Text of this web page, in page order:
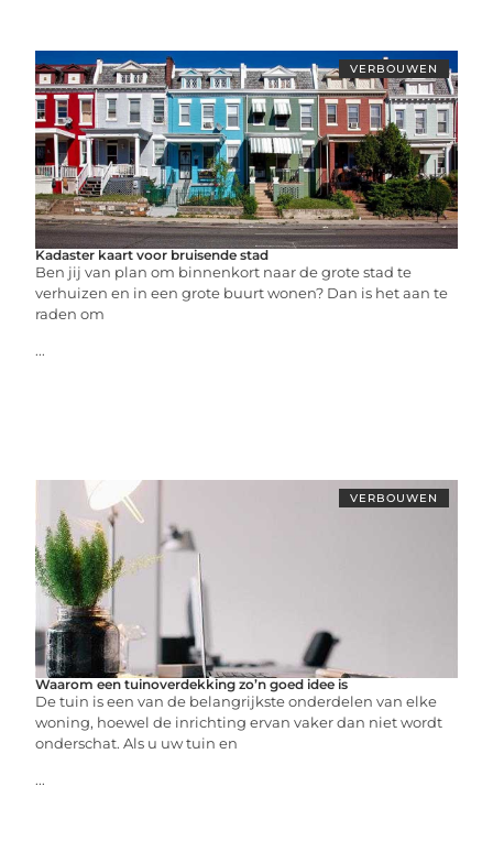
VERBOUWEN
Kadaster kaart voor bruisende stad
Ben jij van plan om binnenkort naar de grote stad te
verhuizen en in een grote buurt wonen? Dan is het aan te
raden om
...
VERBOUWEN
Waarom een tuinoverdekking zo’n goed idee is
De tuin is een van de belangrijkste onderdelen van elke
woning, hoewel de inrichting ervan vaker dan niet wordt
onderschat. Als u uw tuin en
...